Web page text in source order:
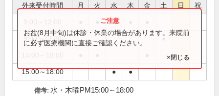
外来受付時間 月 火 水 木 金 土 日 祝
●
9:00～13:30 ●
15:00～18:00 ● ●
お盆(8月中旬)は休診・休業の場合があります。来院前
に必ず医療機関に直接ご確認ください。
×閉じる
備考: 水・木曜PM15:00～18:00